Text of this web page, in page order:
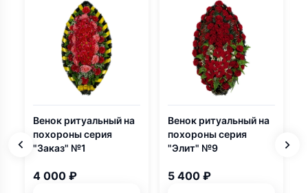
Венок ритуальный на
похороны серия
"Заказ" №1
4 000 ₽
Венок ритуальный на
похороны серия
"Элит" №9
5 400 ₽